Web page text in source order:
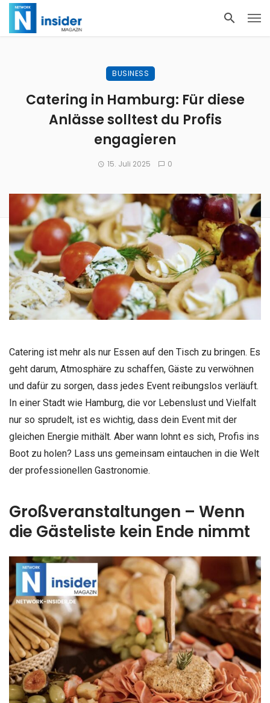
BUSINESS
Catering in Hamburg: Für diese
Anlässe solltest du Profis
engagieren
15. Juli 2025 0
Catering ist mehr als nur Essen auf den Tisch zu bringen. Es
geht darum, Atmosphäre zu schaffen, Gäste zu verwöhnen
und dafür zu sorgen, dass jedes Event reibungslos verläuft.
In einer Stadt wie Hamburg, die vor Lebenslust und Vielfalt
nur so sprudelt, ist es wichtig, dass dein Event mit der
gleichen Energie mithält. Aber wann lohnt es sich, Profis ins
Boot zu holen? Lass uns gemeinsam eintauchen in die Welt
der professionellen Gastronomie.
Großveranstaltungen – Wenn
die Gästeliste kein Ende nimmt